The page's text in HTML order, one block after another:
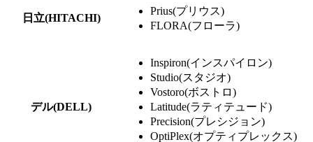
日立(HITACHI)
Prius(プリウス)
FLORA(フローラ)
デル(DELL)
Inspiron(インスパイロン)
Studio(スタジオ)
Vostoro(ボストロ)
Latitude(ラティテュード)
Precision(プレシジョン)
OptiPlex(オプティプレックス)